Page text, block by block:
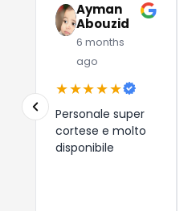
Ayman
Abouzid
6 months
ago
★★★★★
Personale super
cortese e molto
disponibile